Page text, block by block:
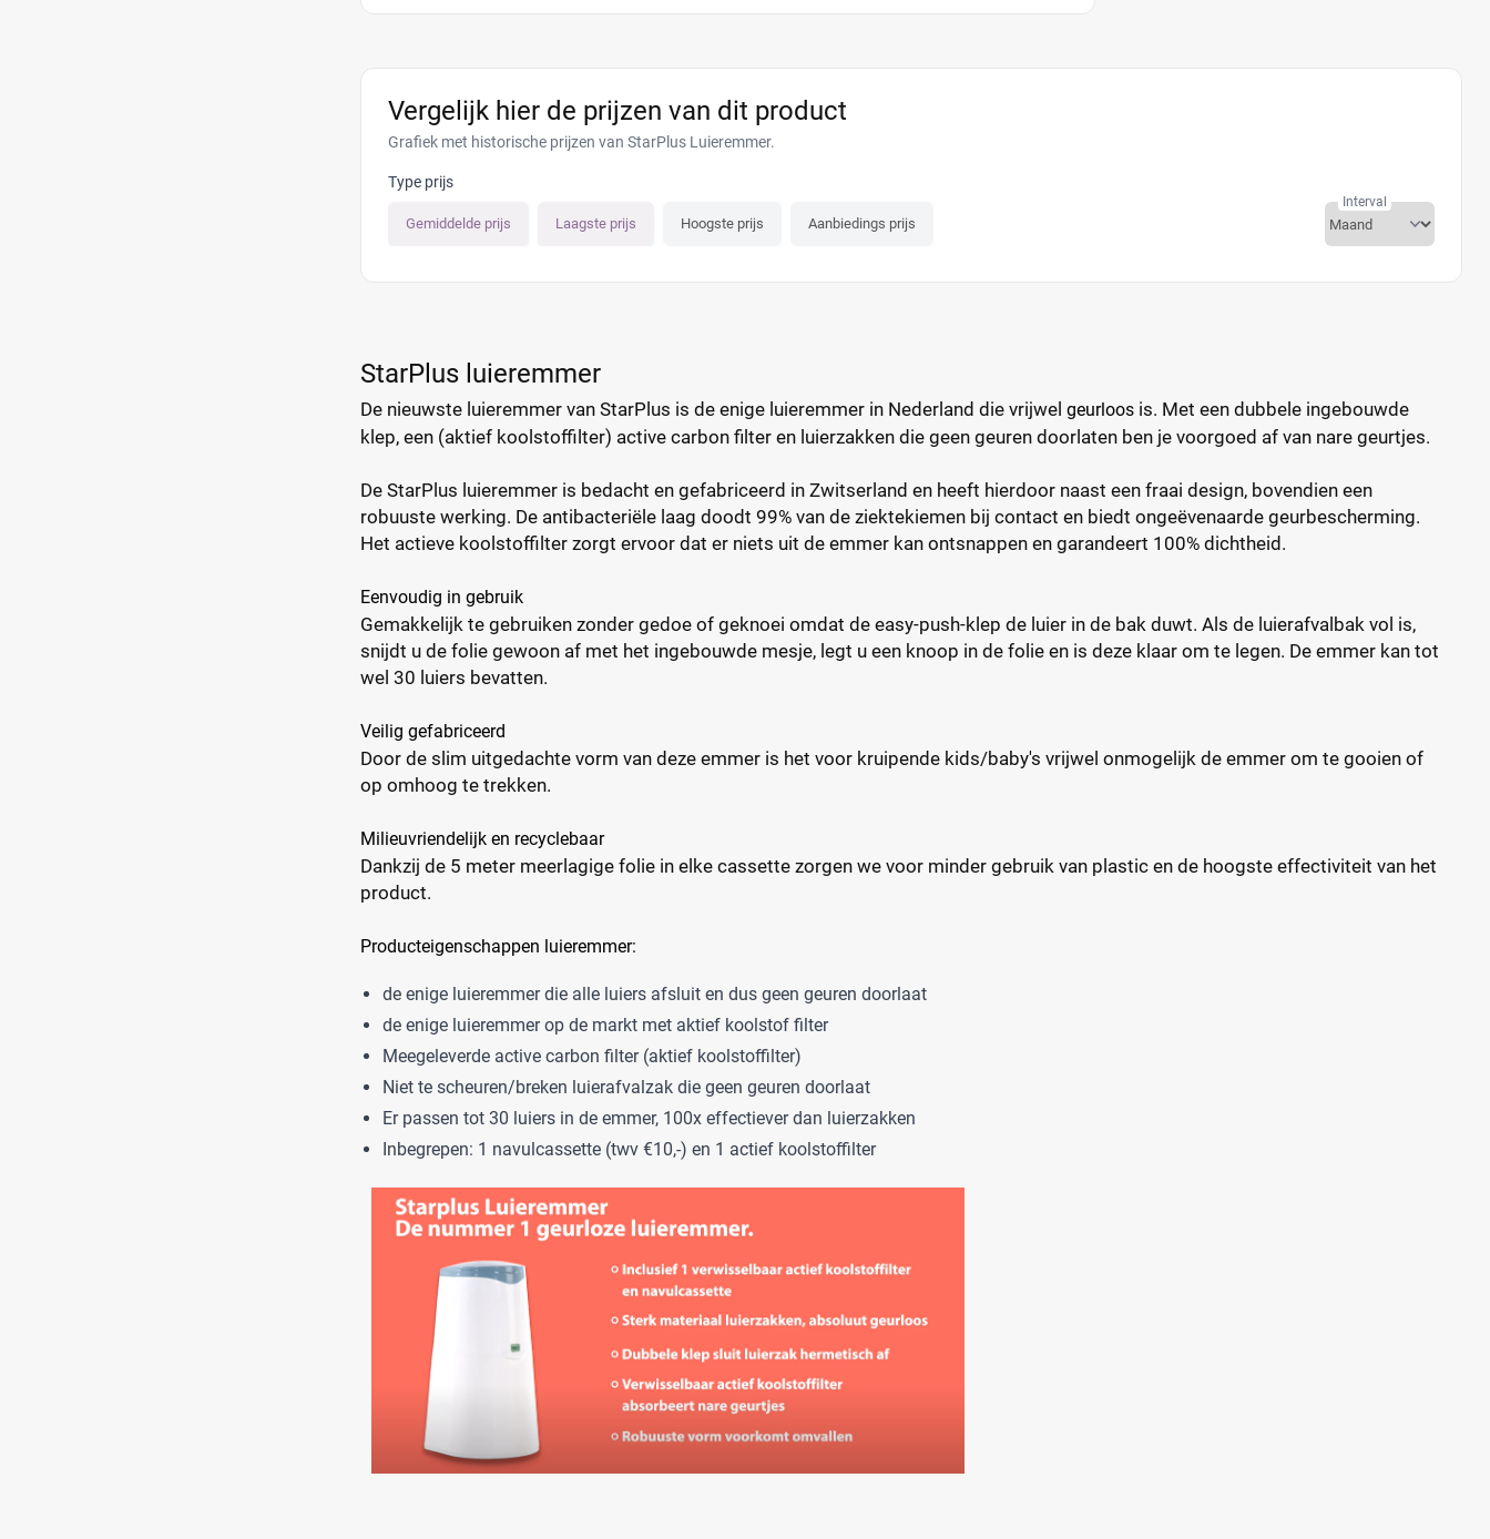
Vergelijk hier de prijzen van dit product
Grafiek met historische prijzen van StarPlus Luieremmer.
Type prijs
Gemiddelde prijs Laagste prijs Hoogste prijs Aanbiedings prijs
Interval
StarPlus luieremmer
De nieuwste luieremmer van StarPlus is de enige luieremmer in Nederland die vrijwel geurloos is. Met een dubbele ingebouwde
klep, een (aktief koolstoffilter) active carbon filter en luierzakken die geen geuren doorlaten ben je voorgoed af van nare geurtjes.
De StarPlus luieremmer is bedacht en gefabriceerd in Zwitserland en heeft hierdoor naast een fraai design, bovendien een
robuuste werking. De antibacteriële laag doodt 99% van de ziektekiemen bij contact en biedt ongeëvenaarde geurbescherming.
Het actieve koolstoffilter zorgt ervoor dat er niets uit de emmer kan ontsnappen en garandeert 100% dichtheid.
Eenvoudig in gebruik
Gemakkelijk te gebruiken zonder gedoe of geknoei omdat de easy-push-klep de luier in de bak duwt. Als de luierafvalbak vol is,
snijdt u de folie gewoon af met het ingebouwde mesje, legt u een knoop in de folie en is deze klaar om te legen. De emmer kan tot
wel 30 luiers bevatten.
Veilig gefabriceerd
Door de slim uitgedachte vorm van deze emmer is het voor kruipende kids/baby's vrijwel onmogelijk de emmer om te gooien of
op omhoog te trekken.
Milieuvriendelijk en recyclebaar
Dankzij de 5 meter meerlagige folie in elke cassette zorgen we voor minder gebruik van plastic en de hoogste effectiviteit van het
product.
Producteigenschappen luieremmer:
de enige luieremmer die alle luiers afsluit en dus geen geuren doorlaat
de enige luieremmer op de markt met aktief koolstof filter
Meegeleverde active carbon filter (aktief koolstoffilter)
Niet te scheuren/breken luierafvalzak die geen geuren doorlaat
Er passen tot 30 luiers in de emmer, 100x effectiever dan luierzakken
Inbegrepen: 1 navulcassette (twv €10,-) en 1 actief koolstoffilter